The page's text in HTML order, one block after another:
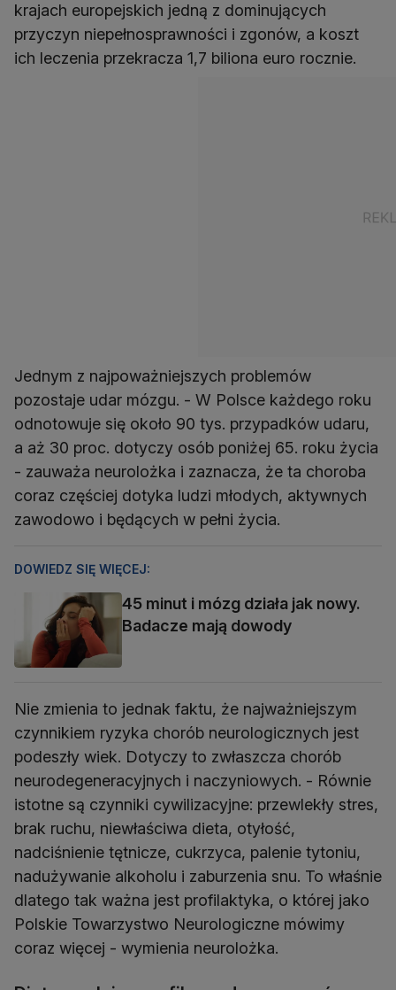
krajach europejskich jedną z dominujących
przyczyn niepełnosprawności i zgonów, a koszt
ich leczenia przekracza 1,7 biliona euro rocznie.
Jednym z najpoważniejszych problemów
pozostaje udar mózgu. - W Polsce każdego roku
odnotowuje się około 90 tys. przypadków udaru,
a aż 30 proc. dotyczy osób poniżej 65. roku życia
- zauważa neurolożka i zaznacza, że ta choroba
coraz częściej dotyka ludzi młodych, aktywnych
zawodowo i będących w pełni życia.
DOWIEDZ SIĘ WIĘCEJ:
45 minut i mózg działa jak nowy.
Badacze mają dowody
Nie zmienia to jednak faktu, że najważniejszym
czynnikiem ryzyka chorób neurologicznych jest
podeszły wiek. Dotyczy to zwłaszcza chorób
neurodegeneracyjnych i naczyniowych. - Równie
istotne są czynniki cywilizacyjne: przewlekły stres,
brak ruchu, niewłaściwa dieta, otyłość,
nadciśnienie tętnicze, cukrzyca, palenie tytoniu,
nadużywanie alkoholu i zaburzenia snu. To właśnie
dlatego tak ważna jest profilaktyka, o której jako
Polskie Towarzystwo Neurologiczne mówimy
coraz więcej - wymienia neurolożka.